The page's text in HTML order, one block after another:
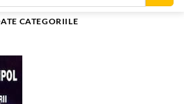
CATEGORIILE